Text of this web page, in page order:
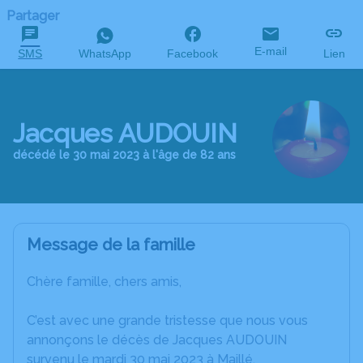
Partager
SMS WhatsApp Facebook E-mail Lien
Jacques AUDOUIN
décédé le 30 mai 2023 à l'âge de 82 ans
Message de la famille
Chère famille, chers amis,
C’est avec une grande tristesse que nous vous
annonçons le décès de Jacques AUDOUIN
survenu le mardi 30 mai 2023 à Maillé.